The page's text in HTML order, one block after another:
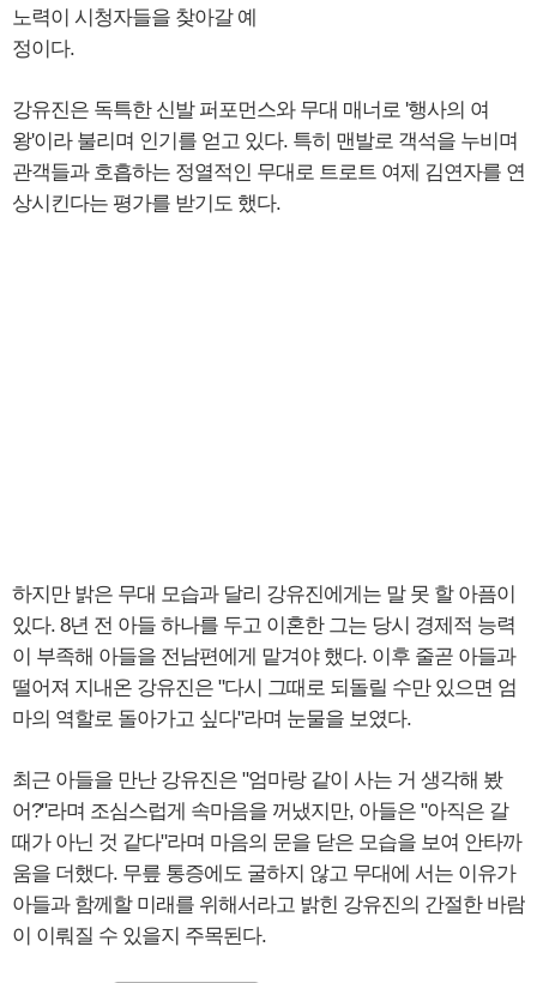
노력이 시청자들을 찾아갈 예
정이다.
강유진은 독특한 신발 퍼포먼스와 무대 매너로 '행사의 여
왕'이라 불리며 인기를 얻고 있다. 특히 맨발로 객석을 누비며
관객들과 호흡하는 정열적인 무대로 트로트 여제 김연자를 연
상시킨다는 평가를 받기도 했다.
하지만 밝은 무대 모습과 달리 강유진에게는 말 못 할 아픔이
있다. 8년 전 아들 하나를 두고 이혼한 그는 당시 경제적 능력
이 부족해 아들을 전남편에게 맡겨야 했다. 이후 줄곧 아들과
떨어져 지내온 강유진은 "다시 그때로 되돌릴 수만 있으면 엄
마의 역할로 돌아가고 싶다"라며 눈물을 보였다.
최근 아들을 만난 강유진은 "엄마랑 같이 사는 거 생각해 봤
어?"라며 조심스럽게 속마음을 꺼냈지만, 아들은 "아직은 갈
때가 아닌 것 같다"라며 마음의 문을 닫은 모습을 보여 안타까
움을 더했다. 무릎 통증에도 굴하지 않고 무대에 서는 이유가
아들과 함께할 미래를 위해서라고 밝힌 강유진의 간절한 바람
이 이뤄질 수 있을지 주목된다.